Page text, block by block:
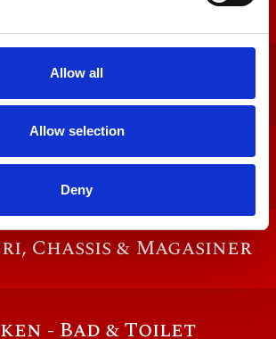
Allow all
Allow selection
Deny
Indretning
Auto Camper
Chassis & Magasiner
- Bad & Toilet